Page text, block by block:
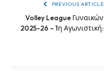
PREVIOUS ARTICLE
Volley League Γυναικών
2025-26 – 1η Αγωνιστική: